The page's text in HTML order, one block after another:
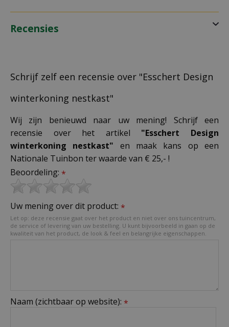
Recensies
Schrijf zelf een recensie over "Esschert Design
winterkoning nestkast"
Wij zijn benieuwd naar uw mening! Schrijf een
recensie over het artikel "Esschert Design
winterkoning nestkast" en maak kans op een
Nationale Tuinbon ter waarde van € 25,- !
Beoordeling: *
Uw mening over dit product: *
Let op: deze recensie gaat over het product en niet over ons tuincentrum,
de service of levering van uw bestelling. U kunt bijvoorbeeld in gaan op de
kwaliteit van het product, de look & feel en belangrijke eigenschappen.
Naam (zichtbaar op website): *